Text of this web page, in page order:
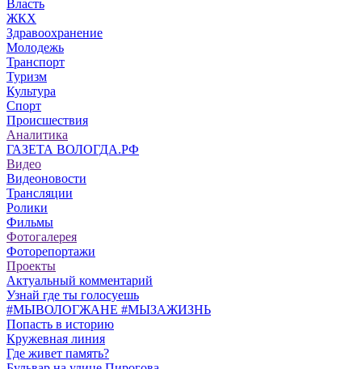
Власть
ЖКХ
Здравоохранение
Молодежь
Транспорт
Туризм
Культура
Спорт
Происшествия
Аналитика
ГАЗЕТА ВОЛОГДА.РФ
Видео
Видеоновости
Трансляции
Ролики
Фильмы
Фотогалерея
Фоторепортажи
Проекты
Актуальный комментарий
Узнай где ты голосуешь
#МЫВОЛОГЖАНЕ #МЫЗАЖИЗНЬ
Попасть в историю
Кружевная линия
Где живет память?